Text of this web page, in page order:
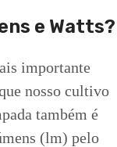
e Watts?
importante
nosso cultivo
também é
(lm) pelo